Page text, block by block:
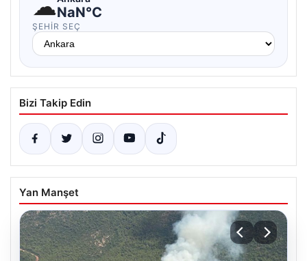
☁NaN°C
ŞEHIR SEÇ
Bizi Takip Edin
Yan Manşet